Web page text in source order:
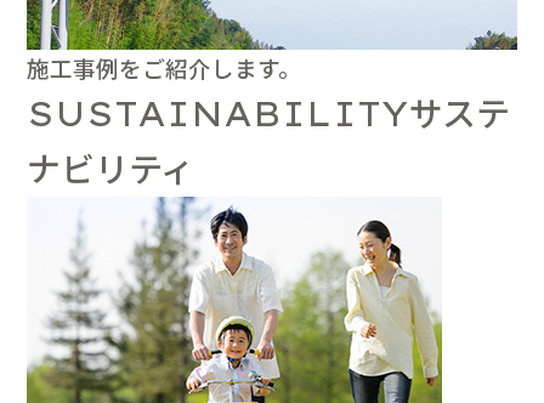
施工事例をご紹介します。
SUSTAINABILITYサステ
ナビリティ